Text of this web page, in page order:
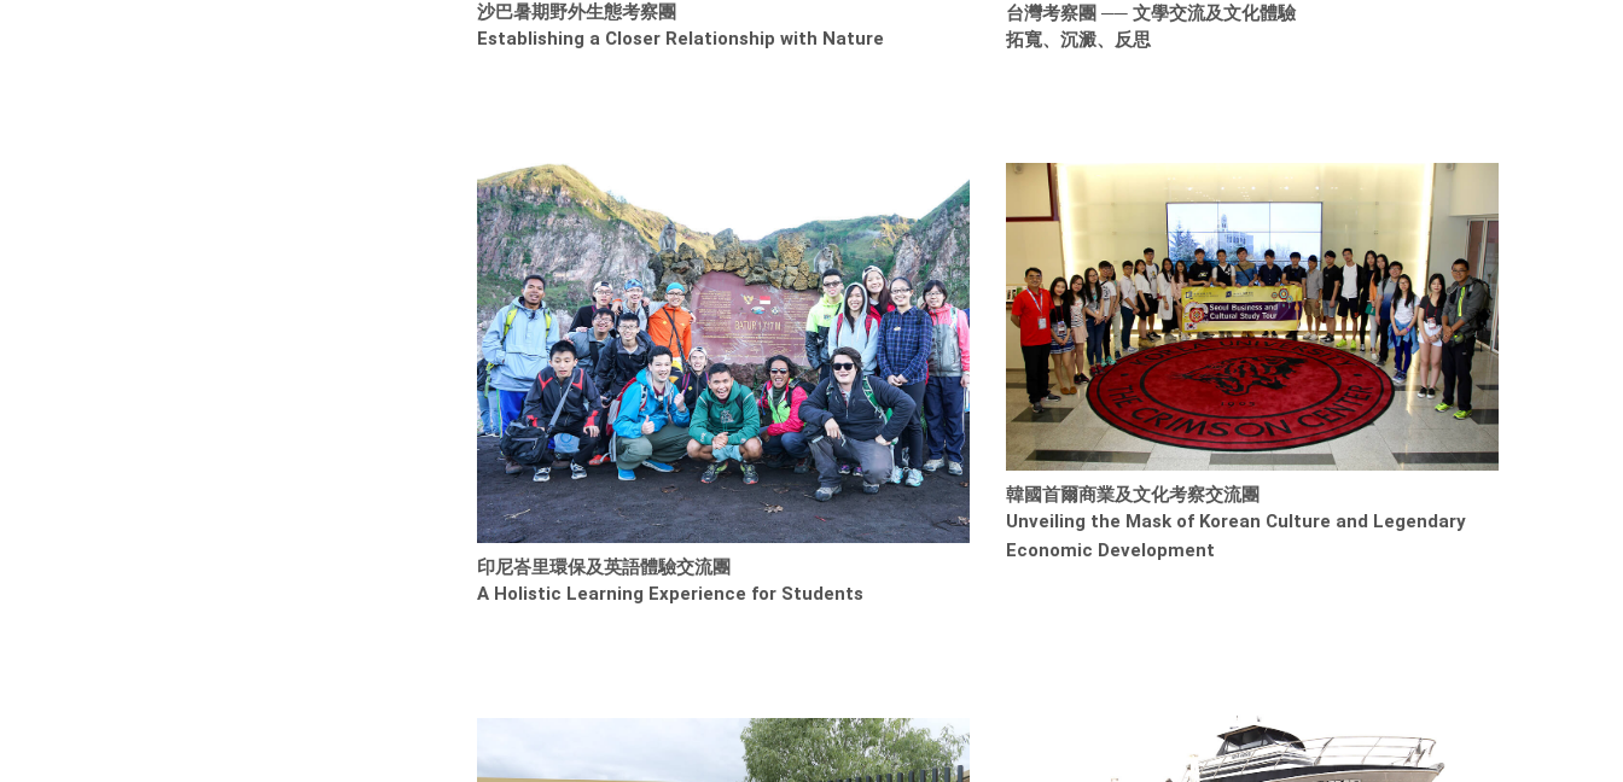
沙巴暑期野外生態考察團
Establishing a Closer Relationship with Nature
台灣考察團 ── 文學交流及文化體驗
拓寬、沉澱、反思
印尼峇里環保及英語體驗交流團
A Holistic Learning Experience for Students
韓國首爾商業及文化考察交流團
Unveiling the Mask of Korean Culture and Legendary
Economic Development